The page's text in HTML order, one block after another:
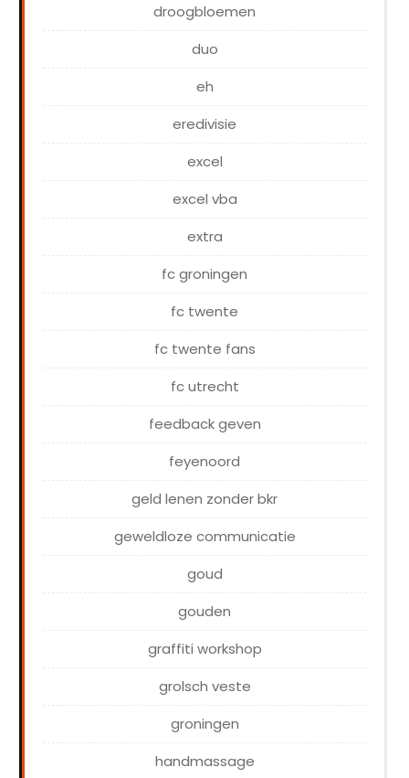
droogbloemen
duo
eh
eredivisie
excel
excel vba
extra
fc groningen
fc twente
fc twente fans
fc utrecht
feedback geven
feyenoord
geld lenen zonder bkr
geweldloze communicatie
goud
gouden
graffiti workshop
grolsch veste
groningen
handmassage